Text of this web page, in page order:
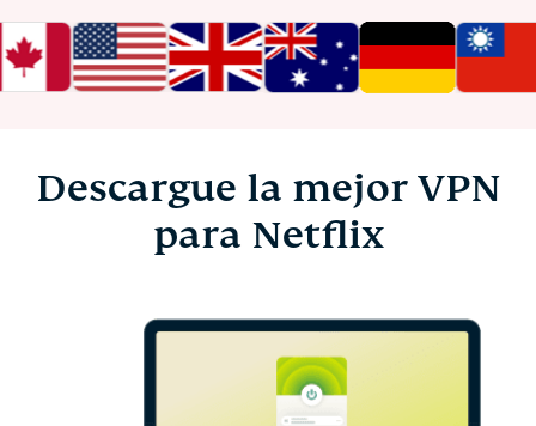
Descargue la mejor VPN
para Netflix